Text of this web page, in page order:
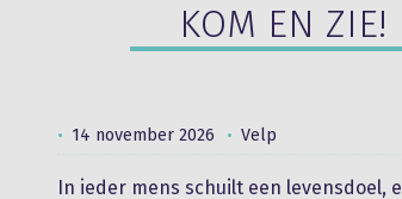
KOM EN
14 november 2026 Velp
In ieder mens schuilt een levensdoel,